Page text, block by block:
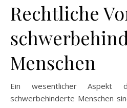
Rechtliche
Menschen
Ein wesentlicher Aspekt
schwerbehinderte Menschen